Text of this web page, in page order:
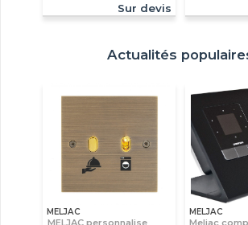
Sur devis
Actualités
MELJAC
MELJAC personnalise
MELJAC
Meljac